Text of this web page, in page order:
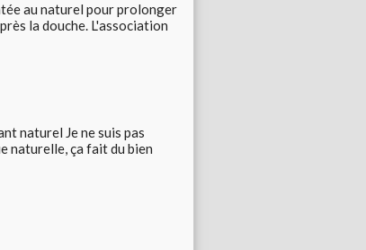
au naturel pour prolonger
la douche. L'association
naturel Je ne suis pas
naturelle, ça fait du bien